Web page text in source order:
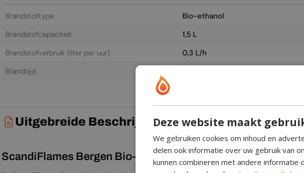
Brandstoftype
Bio-ethanol
Brandstofcapaciteit
1,5 L
Brandstofverbruik (liter per uur)
0,3 L/h
Brandtijd
Uitgebreide Beschrijving
ScandiFlames Bergen Bio-ethanol Haard in Gietijzer
Deze website maakt
We gebruiken cookies om inhoud en
delen ook informatie over uw gebruik van
kunnen combineren met andere